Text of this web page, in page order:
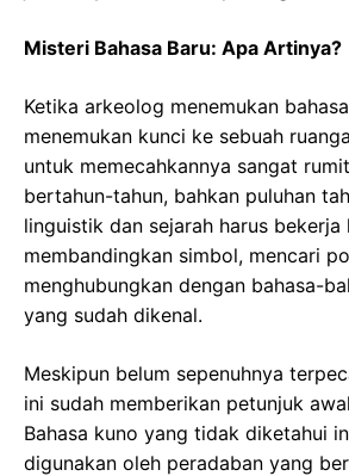
Misteri Bahasa Baru: Apa Artinya?
Ketika arkeolog menemukan
menemukan kunci ke sebuah
untuk memecahkannya sangat
bertahun-tahun, bahkan puluhan
linguistik dan sejarah harus bekerja
membandingkan simbol, mencari
menghubungkan dengan bahasa-
yang sudah dikenal.
Meskipun belum sepenuhnya
ini sudah memberikan petunjuk
Bahasa kuno yang tidak diketahui
digunakan oleh peradaban yang